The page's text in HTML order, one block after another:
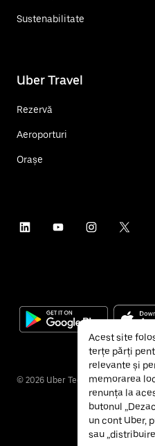
Sustenabilitate
Uber Travel
Rezervă
Aeroporturi
Orașe
© 2026 Uber Technologies Inc.
Acest site
terțe părți
relevante și
memorarea
renunța la
butonul
un cont Uber,
sau